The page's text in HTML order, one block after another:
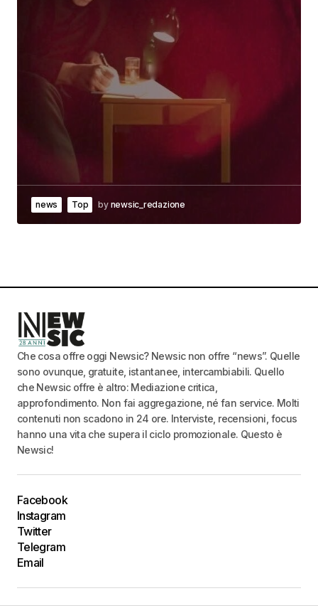
news Top by newsic_redazione
Che cosa offre oggi Newsic? Newsic non offre “news”. Quelle
sono ovunque, gratuite, istantanee, intercambiabili. Quello
che Newsic offre è altro: Mediazione critica,
approfondimento. Non fai aggregazione, né fan service. Molti
contenuti non scadono in 24 ore. Interviste, recensioni, focus
hanno una vita che supera il ciclo promozionale. Questo è
Newsic!
Facebook
Instagram
Twitter
Telegram
Email